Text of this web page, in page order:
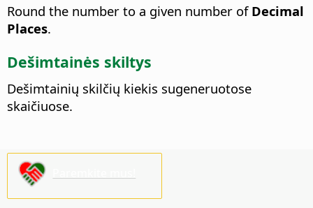
Round the number to a given number of Decimal
Places.
Dešimtainės skiltys
Dešimtainių skilčių kiekis sugeneruotose
skaičiuose.